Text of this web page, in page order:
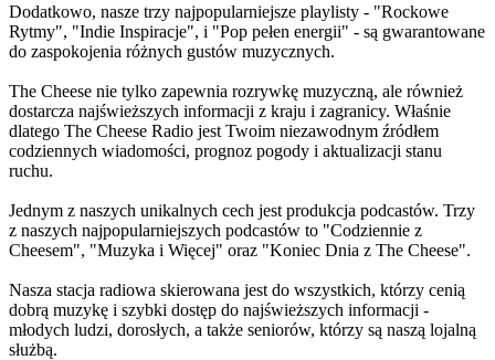
Dodatkowo, nasze trzy najpopularniejsze playlisty - "Rockowe
Rytmy", "Indie Inspiracje", i "Pop pełen energii" - są gwarantowane
do zaspokojenia różnych gustów muzycznych.
The Cheese nie tylko zapewnia rozrywkę muzyczną, ale również
dostarcza najświeższych informacji z kraju i zagranicy. Właśnie
dlatego The Cheese Radio jest Twoim niezawodnym źródłem
codziennych wiadomości, prognoz pogody i aktualizacji stanu
ruchu.
Jednym z naszych unikalnych cech jest produkcja podcastów. Trzy
z naszych najpopularniejszych podcastów to "Codziennie z
Cheesem", "Muzyka i Więcej" oraz "Koniec Dnia z The Cheese".
Nasza stacja radiowa skierowana jest do wszystkich, którzy cenią
dobrą muzykę i szybki dostęp do najświeższych informacji -
młodych ludzi, dorosłych, a także seniorów, którzy są naszą lojalną
służbą.